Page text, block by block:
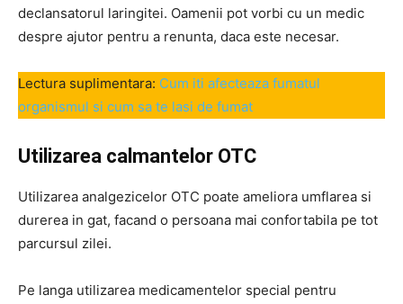
declansatorul laringitei. Oamenii pot vorbi cu un medic
despre ajutor pentru a renunta, daca este necesar.
Lectura suplimentara: Cum iti afecteaza fumatul
organismul si cum sa te lasi de fumat
Utilizarea calmantelor OTC
Utilizarea analgezicelor OTC poate ameliora umflarea si
durerea in gat, facand o persoana mai confortabila pe tot
parcursul zilei.
Pe langa utilizarea medicamentelor special pentru